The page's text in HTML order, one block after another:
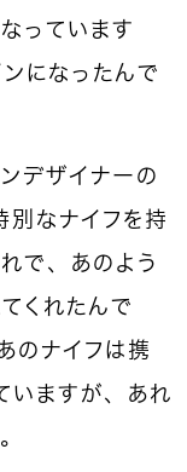
っています
になったんで
デザイナーの
別なナイフを持
で、あのよう
くれたんで
のナイフは携
いますが、あれ